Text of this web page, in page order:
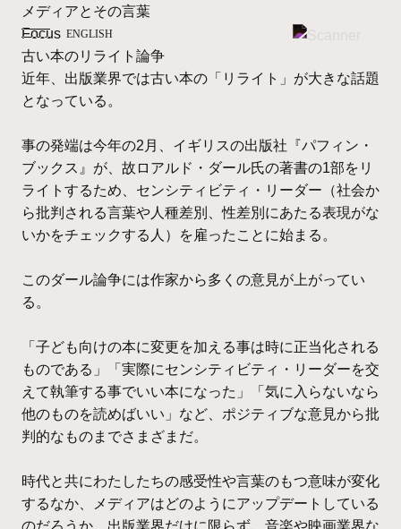
ENGLISH
メディアとその言葉
Focus
古い本のリライト論争
近年、出版業界では古い本の「リライト」が大きな話題
となっている。
事の発端は今年の2月、イギリスの出版社『パフィン・
ブックス』が、故ロアルド・ダール氏の著書の1部をリ
ライトするため、センシティビティ・リーダー（社会か
ら批判される言葉や人種差別、性差別にあたる表現がな
いかをチェックする人）を雇ったことに始まる。
このダール論争には作家から多くの意見が上がってい
る。
「子ども向けの本に変更を加える事は時に正当化される
ものである」「実際にセンシティビティ・リーダーを交
えて執筆する事でいい本になった」「気に入らないなら
他のものを読めばいい」など、ポジティブな意見から批
判的なものまでさまざまだ。
時代と共にわたしたちの感受性や言葉のもつ意味が変化
するなか、メディアはどのようにアップデートしている
のだろうか。出版業界だけに限らず、音楽や映画業界な